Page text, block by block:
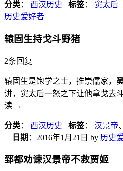
分类： 西汉历史 标签： 窦太后
历史爱好者
辕固生持戈斗野猪
2条回复
辕固生是饱学之士，推崇儒家，
讲，窦太后一怒之下让他拿戈去
读 →
分类： 西汉历史 标签： 汉景帝、
日期 ： 2016年1月21日 by 历史
郅都劝谏汉景帝不救贾姬